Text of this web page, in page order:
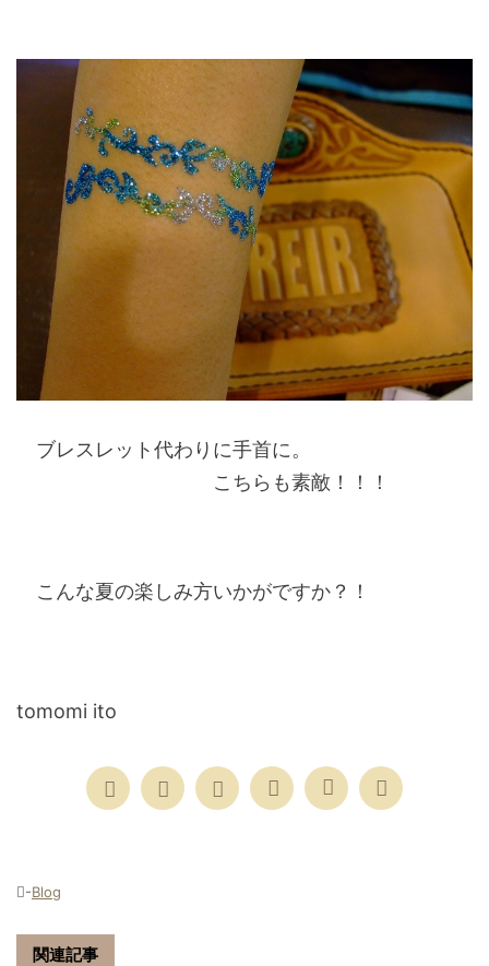
ブレスレット代わりに手首に。
こちらも素敵！！！
こんな夏の楽しみ方いかがですか？！
tomomi ito
-Blog
関連記事